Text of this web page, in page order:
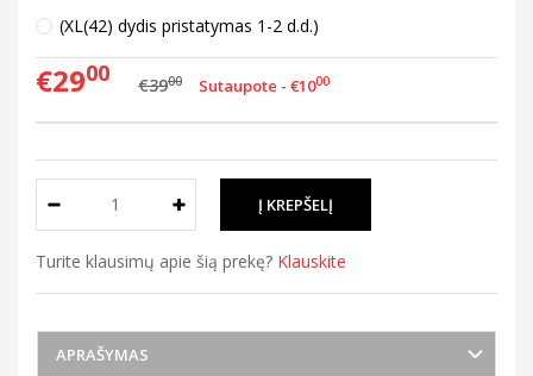
(XL(42) dydis pristatymas 1-2 d.d.)
€2900 €3900 Sutaupote - €1000
Turite klausimų apie šią prekę? Klauskite
APRAŠYMAS